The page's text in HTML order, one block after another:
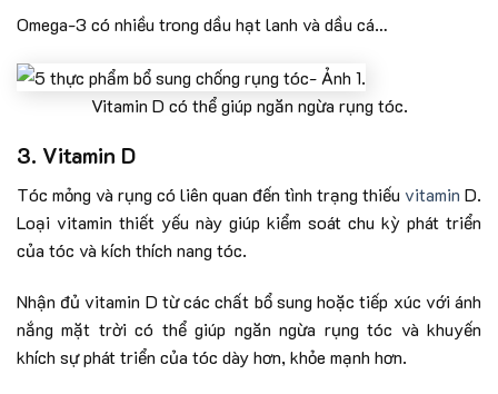
Omega-3 có nhiều trong dầu hạt lanh và dầu cá…
Vitamin D có thể giúp ngăn ngừa rụng tóc.
3. Vitamin D
Tóc mỏng và rụng có liên quan đến tình trạng thiếu vitamin D.
Loại vitamin thiết yếu này giúp kiểm soát chu kỳ phát triển
của tóc và kích thích nang tóc.
Nhận đủ vitamin D từ các chất bổ sung hoặc tiếp xúc với ánh
nắng mặt trời có thể giúp ngăn ngừa rụng tóc và khuyến
khích sự phát triển của tóc dày hơn, khỏe mạnh hơn.